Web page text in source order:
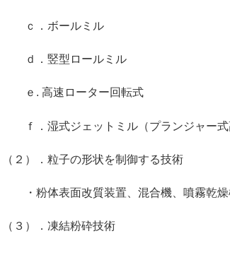
．ボールミル
竪型ロールミル
高速ローター回転式
湿式ジェットミル（プランジャー式高
）．粒子の形状を制御する技術
体表面改質装置、混合機、噴霧乾燥
）．凍結粉砕技術